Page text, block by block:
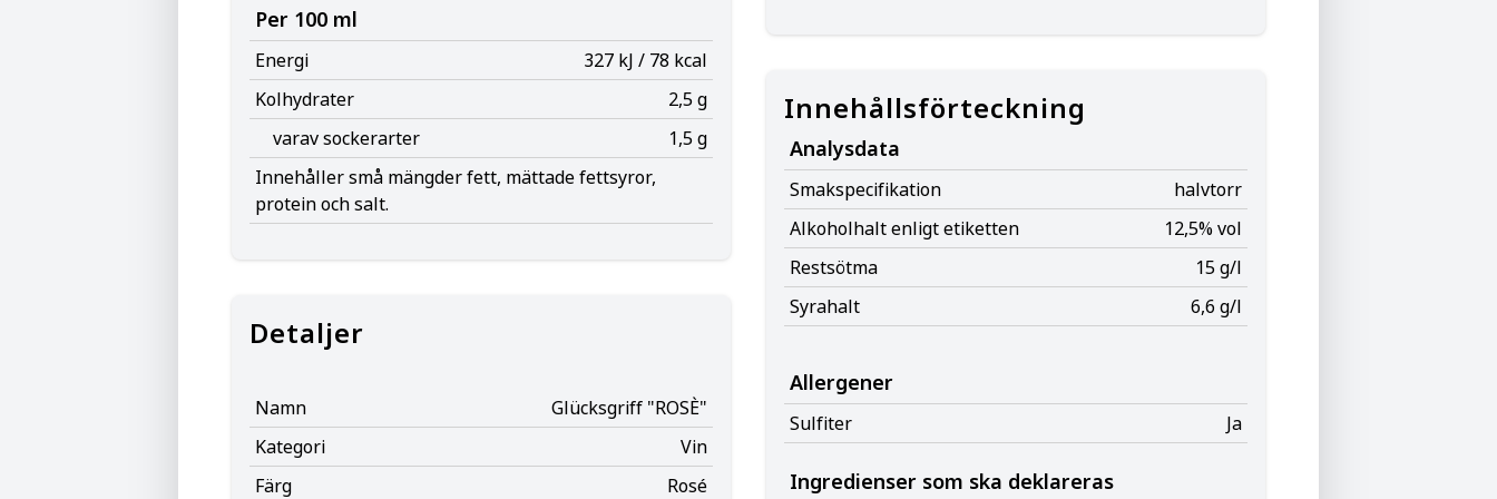
Per 100 ml
Energi
327 kJ / 78 kcal
Kolhydrater
2,5 g
varav sockerarter
1,5 g
Innehåller små mängder fett, mättade fettsyror,
protein och salt.
Detaljer
Namn
Glücksgriff "ROSÈ"
Kategori
Vin
Färg
Rosé
Innehållsförteckning
Analysdata
Smakspecifikation
halvtorr
Alkoholhalt enligt etiketten
12,5% vol
Restsötma
15 g/l
Syrahalt
6,6 g/l
Allergener
Sulfiter Ja
Ingredienser som ska deklareras